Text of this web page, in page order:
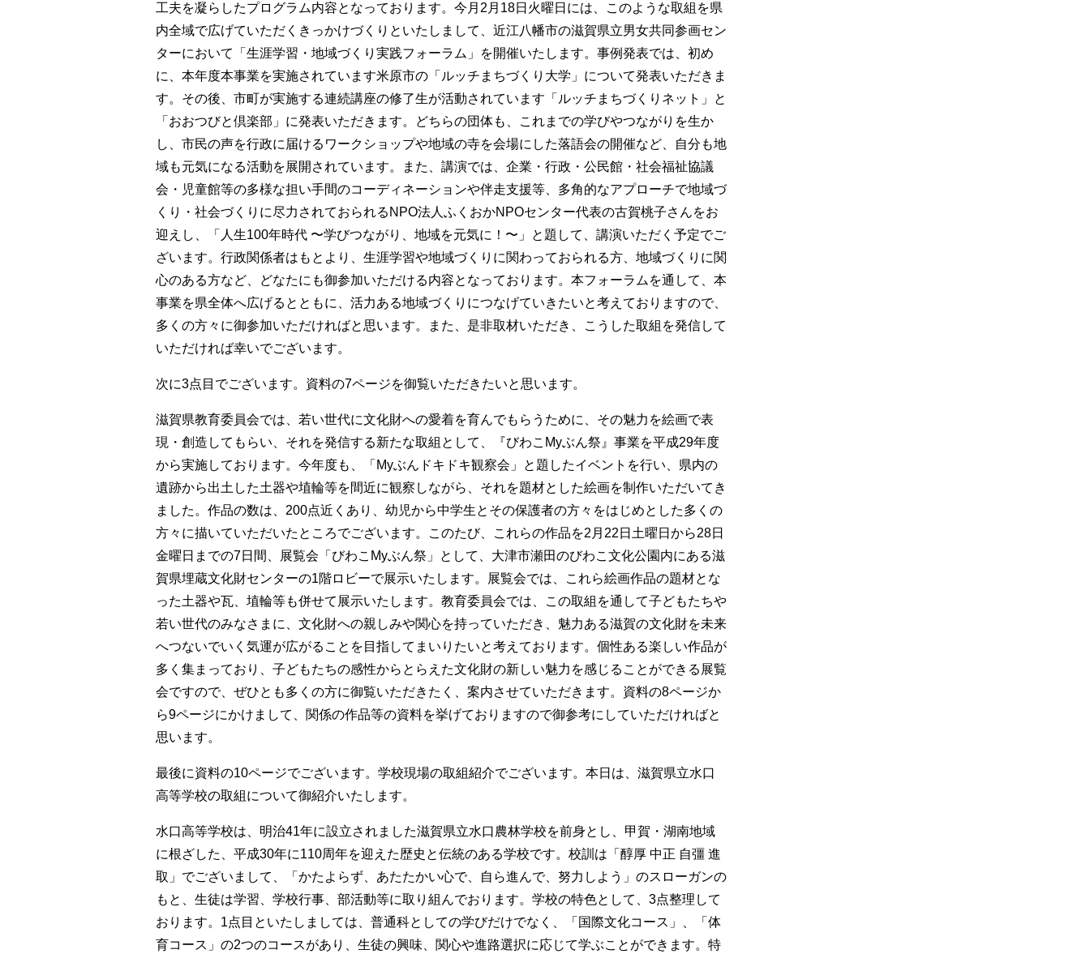
工夫を凝らしたプログラム内容となっております。 今月2月18日火曜日には、このような取組を県
内全域で広げていただくきっかけづくりといたしまして、近江八幡市の滋賀県立男女共同参画セン
ターにおいて「生涯学習・地域づくり実践フォーラム」を開催いたします。事例発表では、初め
に、本年度本事業を実施されています米原市の「ルッチまちづくり大学」について発表いただきま
す。その後、市町が実施する連続講座の修了生が活動されています「ルッチまちづくりネット」と
「おおつびと倶楽部」に発表いただきます。どちらの団体も、これまでの学びやつながりを生か
し、市民の声を行政に届けるワークショップや地域の寺を会場にした落語会の開催など、自分も地
域も元気になる活動を展開されています。
また、講演では、企業・行政・公民館・社会福祉協議
会・児童館等の多様な担い手間のコーディネーションや伴走支援等、多角的なアプローチで地域づ
くり・社会づくりに尽力されておられるNPO法人ふくおかNPOセンター代表の古賀桃子さんをお
迎えし、「人生100年時代 〜学びつながり、地域を元気に！〜」と題して、講演いただく予定でご
ざいます。 行政関係者はもとより、生涯学習や地域づくりに関わっておられる方、地域づくりに関
心のある方など、どなたにも御参加いただける内容となっております。 本フォーラムを通して、本
事業を県全体へ広げるとともに、活力ある地域づくりにつなげていきたいと考えておりますので、
多くの方々に御参加いただければと思います。
また、是非取材いただき、こうした取組を発信して
いただければ幸いでございます。
次に3点目でございます。資料の7ページを御覧いただきたいと思います。
滋賀県教育委員会では、若い世代に文化財への愛着を育んでもらうために、その魅力を絵画で表
現・創造してもらい、それを発信する新たな取組として、『びわこMyぶん祭』事業を平成29年度
から実施しております。今年度も、「Myぶんドキドキ観察会」と題したイベントを行い、県内の
遺跡から出土した土器や埴輪等を間近に観察しながら、それを題材とした絵画を制作いただいてき
ました。作品の数は、200点近くあり、幼児から中学生とその保護者の方々をはじめとした多くの
方々に描いていただいたところでございます。
このたび、これらの作品を2月22日土曜日から28日
金曜日までの7日間、展覧会「びわこMyぶん祭」として、大津市瀬田のびわこ文化公園内にある滋
賀県埋蔵文化財センターの1階ロビーで展示いたします。展覧会では、これら絵画作品の題材とな
った土器や瓦、埴輪等も併せて展示いたします。 教育委員会では、この取組を通して子どもたちや
若い世代のみなさまに、文化財への親しみや関心を持っていただき、魅力ある滋賀の文化財を未来
へつないでいく気運が広がることを目指してまいりたいと考えております。 個性ある楽しい作品が
多く集まっており、子どもたちの感性からとらえた文化財の新しい魅力を感じることができる展覧
会ですので、ぜひとも多くの方に御覧いただきたく、案内させていただきます。資料の8ページか
ら9ページにかけまして、関係の作品等の資料を挙げておりますので御参考にしていただければと
思います。
最後に資料の10ページでございます。学校現場の取組紹介でございます。本日は、滋賀県立水口
高等学校の取組について御紹介いたします。
水口高等学校は、明治41年に設立されました滋賀県立水口農林学校を前身とし、甲賀・湖南地域
に根ざした、平成30年に110周年を迎えた歴史と伝統のある学校です。校訓は「醇厚 中正 自彊 進
取」でございまして、「かたよらず、あたたかい心で、自ら進んで、努力しよう」のスローガンの
もと、生徒は学習、学校行事、部活動等に取り組んでおります。 学校の特色として、3点整理して
おります。1点目といたしましては、普通科としての学びだけでなく、「国際文化コース」、「体
育コース」の2つのコースがあり、生徒の興味、関心や進路選択に応じて学ぶことができます。特